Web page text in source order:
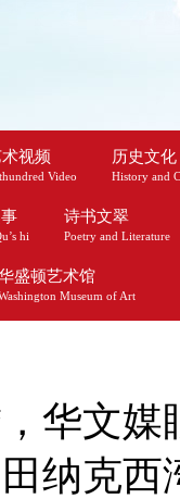
视频
Video
历史文化
History and
hi
诗书文翠
Poetry and Literature
盛顿艺术馆
Museum of Art
华文
纳克西